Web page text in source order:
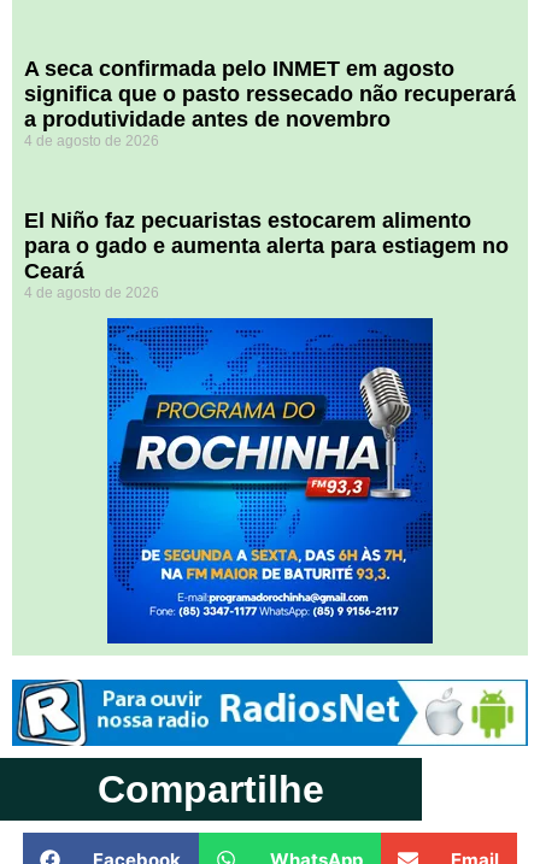
A seca confirmada pelo INMET em agosto
significa que o pasto ressecado não recuperará
a produtividade antes de novembro
4 de agosto de 2026
El Niño faz pecuaristas estocarem alimento
para o gado e aumenta alerta para estiagem no
Ceará
4 de agosto de 2026
Compartilhe